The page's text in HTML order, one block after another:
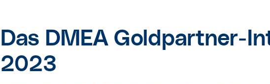
Das DMEA Goldpartner-
2023